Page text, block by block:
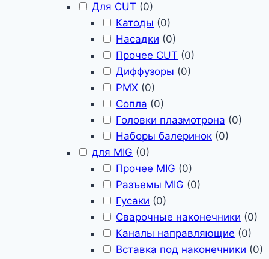
Для CUT (0)
Катоды (0)
Насадки (0)
Прочее CUT (0)
Диффузоры (0)
PMX (0)
Сопла (0)
Головки плазмотрона (0)
Наборы балеринок (0)
для MIG (0)
Прочее MIG (0)
Разъемы MIG (0)
Гусаки (0)
Сварочные наконечники (0)
Каналы направляющие (0)
Вставка под наконечники (0)